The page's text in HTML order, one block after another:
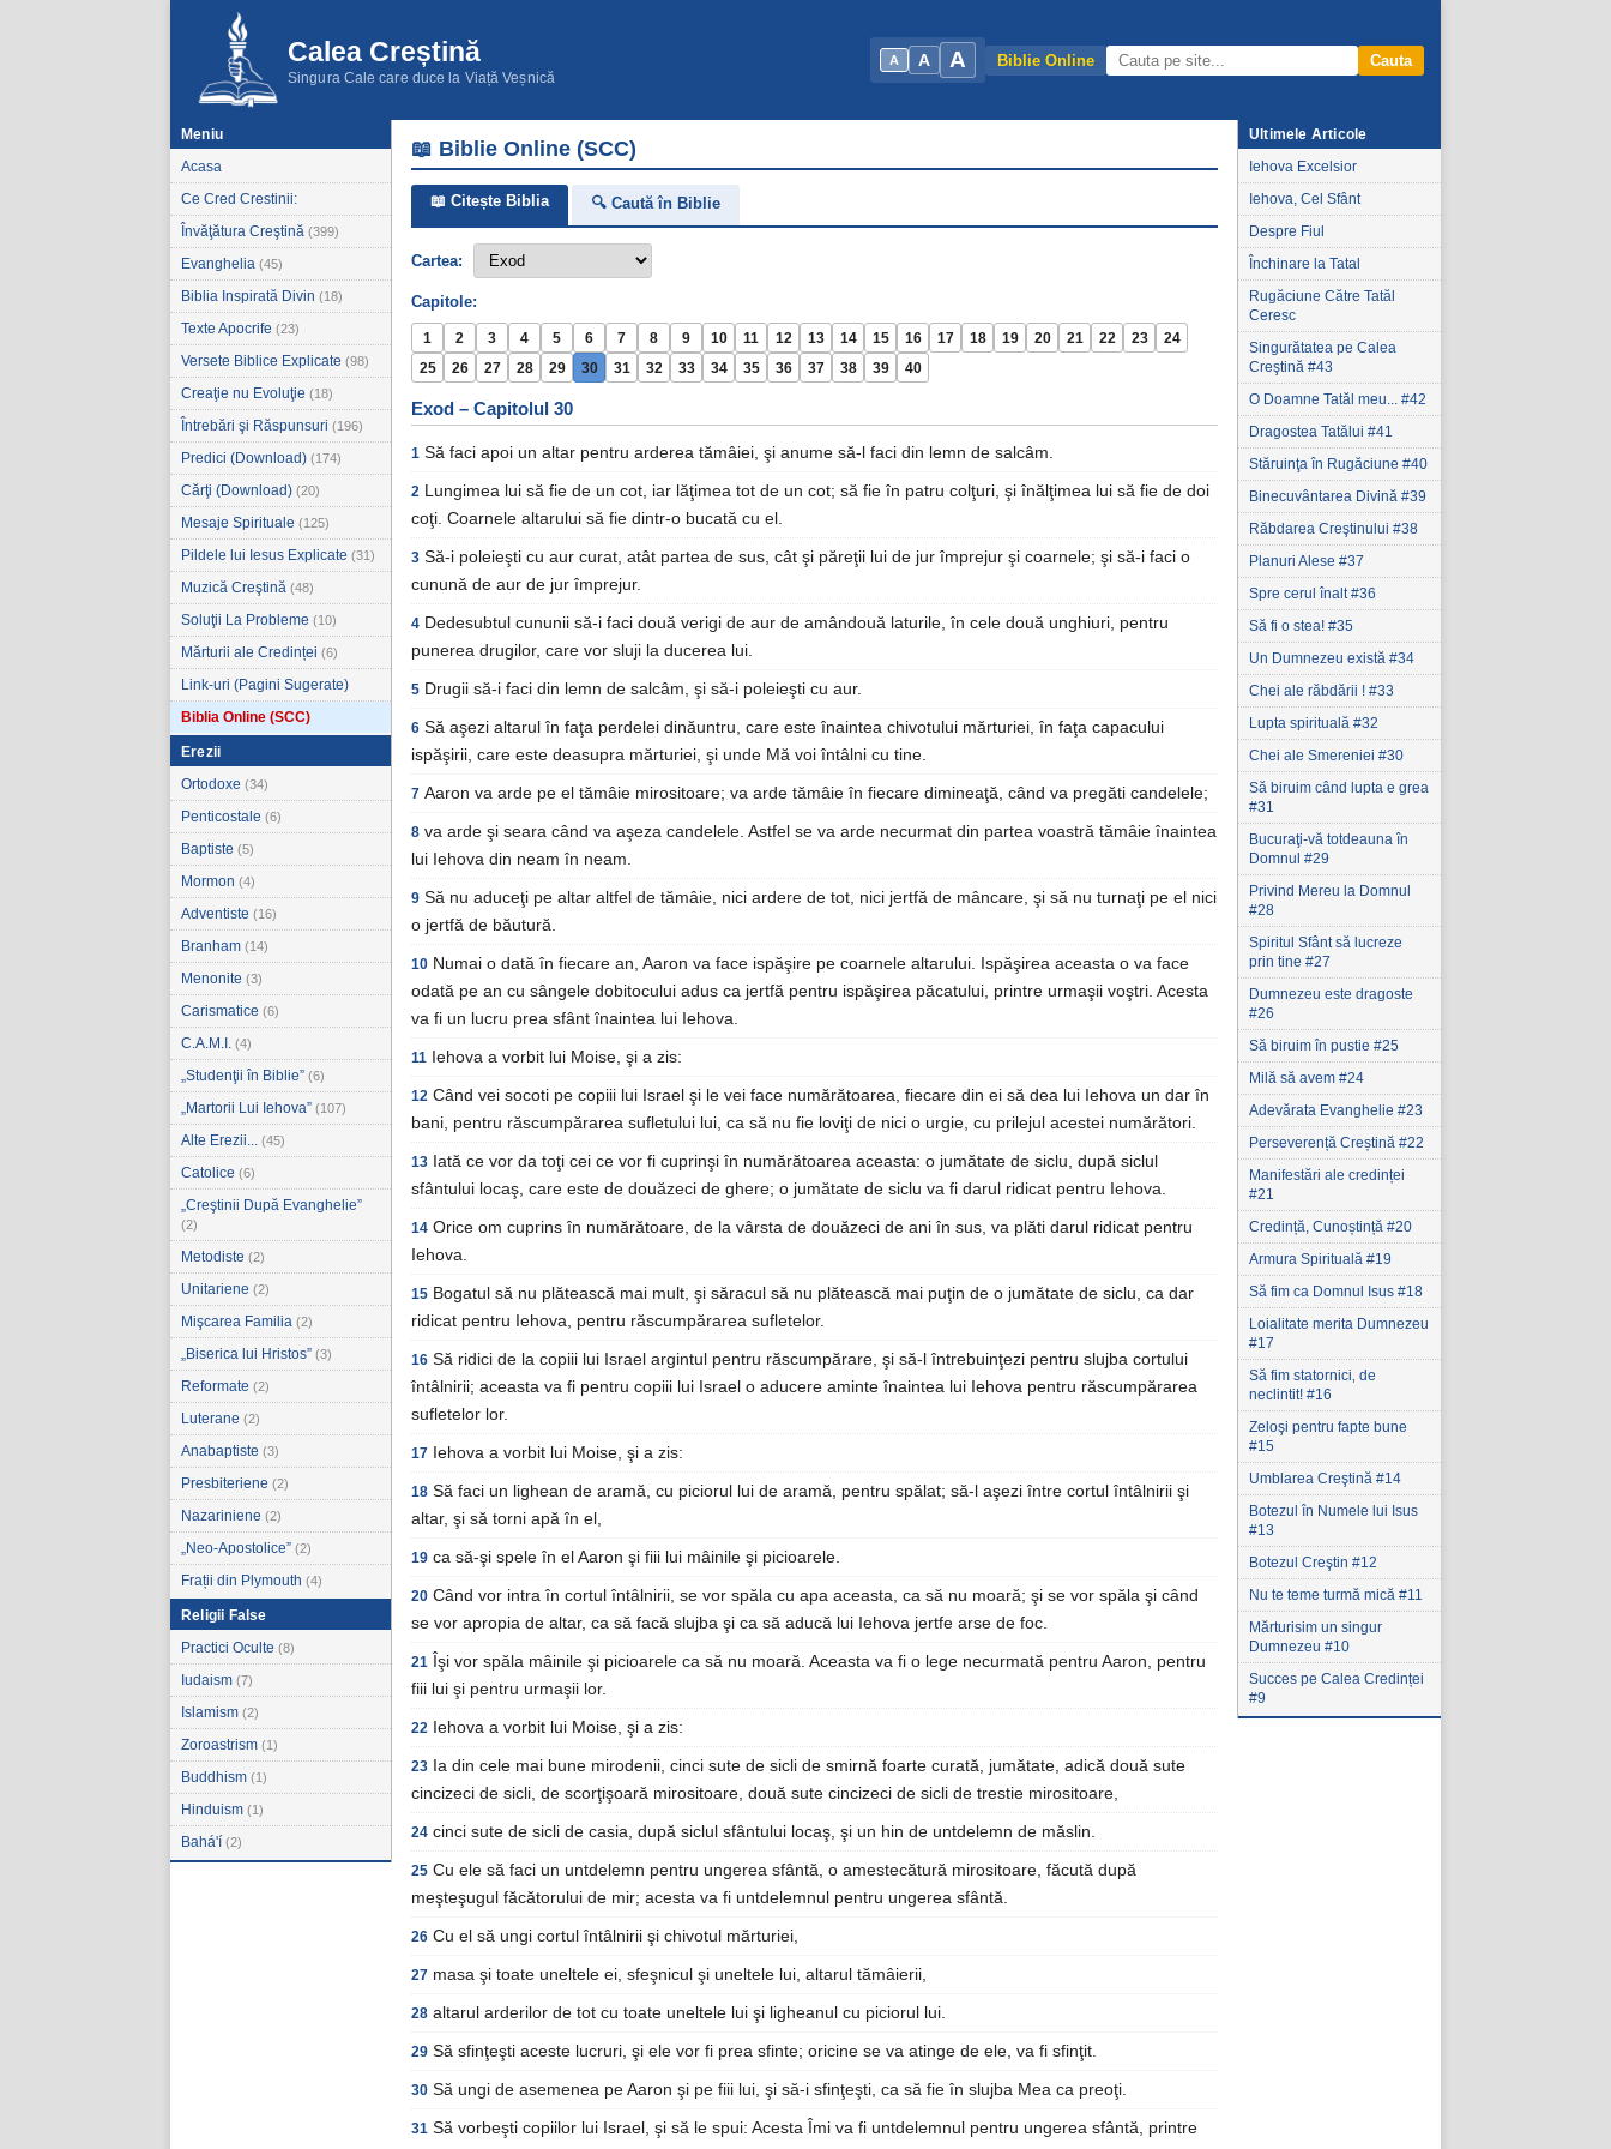
Calea Creștină
Singura Cale care duce la Viață Veșnică
A A A Biblie Online Cauta
Meniu
Acasa
Ce Cred Crestinii:
Învăţătura Creştină (399)
Evanghelia (45)
Biblia Inspirată Divin (18)
Texte Apocrife (23)
Versete Biblice Explicate (98)
Creaţie nu Evoluţie (18)
Întrebări şi Răspunsuri (196)
Predici (Download) (174)
Cărţi (Download) (20)
Mesaje Spirituale (125)
Pildele lui Iesus Explicate (31)
Muzică Creştină (48)
Soluţii La Probleme (10)
Mărturii ale Credinței (6)
Link-uri (Pagini Sugerate)
Biblia Online (SCC)
Erezii
Ortodoxe (34)
Penticostale (6)
Baptiste (5)
Mormon (4)
Adventiste (16)
Branham (14)
Menonite (3)
Carismatice (6)
C.A.M.I. (4)
„Studenţii în Biblie” (6)
„Martorii Lui Iehova” (107)
Alte Erezii... (45)
Catolice (6)
„Creştinii După Evanghelie”
(2)
Metodiste (2)
Unitariene (2)
Mişcarea Familia (2)
„Biserica lui Hristos” (3)
Reformate (2)
Luterane (2)
Anabaptiste (3)
Presbiteriene (2)
Nazariniene (2)
„Neo-Apostolice” (2)
Frații din Plymouth (4)
Religii False
Practici Oculte (8)
Iudaism (7)
Islamism (2)
Zoroastrism (1)
Buddhism (1)
Hinduism (1)
Bahá'í (2)
📖 Biblie Online (SCC)
📖 Citește Biblia 🔍 Caută în Biblie
Cartea:
Capitole:
1 2 3 4 5 6 7 8 9 10 11 12 13 14 15 16 17 18 19 20 21 22 23
24
25
26 27 28 29 30 31 32 33 34 35 36 37 38 39 40
Exod – Capitolul 30
1 Să faci apoi un altar pentru arderea tămâiei, şi anume să-l faci din lemn de salcâm.
2 Lungimea lui să fie de un cot, iar lăţimea tot de un cot; să fie în patru colţuri, şi înălţimea lui să fie de doi
coţi. Coarnele altarului să fie dintr-o bucată cu el.
3 Să-i poleieşti cu aur curat, atât partea de sus, cât şi păreţii lui de jur împrejur şi coarnele; şi să-i faci o
cunună de aur de jur împrejur.
4 Dedesubtul cununii să-i faci două verigi de aur de amândouă laturile, în cele două unghiuri, pentru
punerea drugilor, care vor sluji la ducerea lui.
5 Drugii să-i faci din lemn de salcâm, şi să-i poleieşti cu aur.
6 Să aşezi altarul în faţa perdelei dinăuntru, care este înaintea chivotului mărturiei, în faţa capacului
ispăşirii, care este deasupra mărturiei, şi unde Mă voi întâlni cu tine.
7 Aaron va arde pe el tămâie mirositoare; va arde tămâie în fiecare dimineaţă, când va pregăti candelele;
8 va arde şi seara când va aşeza candelele. Astfel se va arde necurmat din partea voastră tămâie înaintea
lui Iehova din neam în neam.
9 Să nu aduceţi pe altar altfel de tămâie, nici ardere de tot, nici jertfă de mâncare, şi să nu turnaţi pe el nici
o jertfă de băutură.
10 Numai o dată în fiecare an, Aaron va face ispăşire pe coarnele altarului. Ispăşirea aceasta o va face
odată pe an cu sângele dobitocului adus ca jertfă pentru ispăşirea păcatului, printre urmaşii voştri. Acesta
va fi un lucru prea sfânt înaintea lui Iehova.
11 Iehova a vorbit lui Moise, şi a zis:
12 Când vei socoti pe copiii lui Israel şi le vei face numărătoarea, fiecare din ei să dea lui Iehova un dar în
bani, pentru răscumpărarea sufletului lui, ca să nu fie loviţi de nici o urgie, cu prilejul acestei numărători.
13 Iată ce vor da toţi cei ce vor fi cuprinşi în numărătoarea aceasta: o jumătate de siclu, după siclul
sfântului locaş, care este de douăzeci de ghere; o jumătate de siclu va fi darul ridicat pentru Iehova.
14 Orice om cuprins în numărătoare, de la vârsta de douăzeci de ani în sus, va plăti darul ridicat pentru
Iehova.
15 Bogatul să nu plătească mai mult, şi săracul să nu plătească mai puţin de o jumătate de siclu, ca dar
ridicat pentru Iehova, pentru răscumpărarea sufletelor.
16 Să ridici de la copiii lui Israel argintul pentru răscumpărare, şi să-l întrebuinţezi pentru slujba cortului
întâlnirii; aceasta va fi pentru copiii lui Israel o aducere aminte înaintea lui Iehova pentru răscumpărarea
sufletelor lor.
17 Iehova a vorbit lui Moise, şi a zis:
18 Să faci un lighean de aramă, cu piciorul lui de aramă, pentru spălat; să-l aşezi între cortul întâlnirii şi
altar, şi să torni apă în el,
19 ca să-şi spele în el Aaron şi fiii lui mâinile şi picioarele.
20 Când vor intra în cortul întâlnirii, se vor spăla cu apa aceasta, ca să nu moară; şi se vor spăla şi când
se vor apropia de altar, ca să facă slujba şi ca să aducă lui Iehova jertfe arse de foc.
21 Îşi vor spăla mâinile şi picioarele ca să nu moară. Aceasta va fi o lege necurmată pentru Aaron, pentru
fiii lui şi pentru urmaşii lor.
22 Iehova a vorbit lui Moise, şi a zis:
23 Ia din cele mai bune mirodenii, cinci sute de sicli de smirnă foarte curată, jumătate, adică două sute
cincizeci de sicli, de scorţişoară mirositoare, două sute cincizeci de sicli de trestie mirositoare,
24 cinci sute de sicli de casia, după siclul sfântului locaş, şi un hin de untdelemn de măslin.
25 Cu ele să faci un untdelemn pentru ungerea sfântă, o amestecătură mirositoare, făcută după
meşteşugul făcătorului de mir; acesta va fi untdelemnul pentru ungerea sfântă.
26 Cu el să ungi cortul întâlnirii şi chivotul mărturiei,
27 masa şi toate uneltele ei, sfeşnicul şi uneltele lui, altarul tămâierii,
28 altarul arderilor de tot cu toate uneltele lui şi ligheanul cu piciorul lui.
29 Să sfinţeşti aceste lucruri, şi ele vor fi prea sfinte; oricine se va atinge de ele, va fi sfinţit.
30 Să ungi de asemenea pe Aaron şi pe fiii lui, şi să-i sfinţeşti, ca să fie în slujba Mea ca preoţi.
31 Să vorbeşti copiilor lui Israel, şi să le spui: Acesta Îmi va fi untdelemnul pentru ungerea sfântă, printre
Ultimele Articole
Iehova Excelsior
Iehova, Cel Sfânt
Despre Fiul
Închinare la Tatal
Rugăciune Către Tatăl
Ceresc
Singurătatea pe Calea
Creştină #43
O Doamne Tatăl meu... #42
Dragostea Tatălui #41
Stăruinţa în Rugăciune #40
Binecuvântarea Divină #39
Răbdarea Creştinului #38
Planuri Alese #37
Spre cerul înalt #36
Să fi o stea! #35
Un Dumnezeu există #34
Chei ale răbdării ! #33
Lupta spirituală #32
Chei ale Smereniei #30
Să biruim când lupta e grea
#31
Bucuraţi-vă totdeauna în
Domnul #29
Privind Mereu la Domnul
#28
Spiritul Sfânt să lucreze
prin tine #27
Dumnezeu este dragoste
#26
Să biruim în pustie #25
Milă să avem #24
Adevărata Evanghelie #23
Perseverență Creștină #22
Manifestări ale credinței
#21
Credință, Cunoștință #20
Armura Spirituală #19
Să fim ca Domnul Isus #18
Loialitate merita Dumnezeu
#17
Să fim statornici‚ de
neclintit! #16
Zeloşi pentru fapte bune
#15
Umblarea Creştină #14
Botezul în Numele lui Isus
#13
Botezul Creştin #12
Nu te teme turmă mică #11
Mărturisim un singur
Dumnezeu #10
Succes pe Calea Credinței
#9